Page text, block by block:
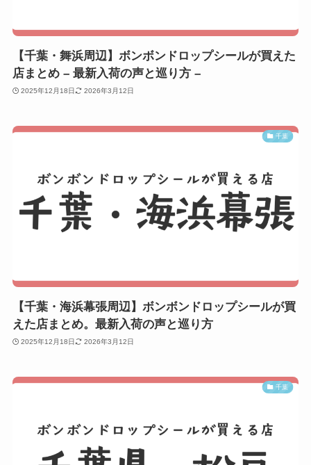
【千葉・舞浜周辺】ボンボンドロップシールが買えた
店まとめ – 最新入荷の声と巡り方 –
2025年12月18日 2026年3月12日
千葉
【千葉・海浜幕張周辺】ボンボンドロップシールが買
えた店まとめ。最新入荷の声と巡り方
2025年12月18日 2026年3月12日
千葉